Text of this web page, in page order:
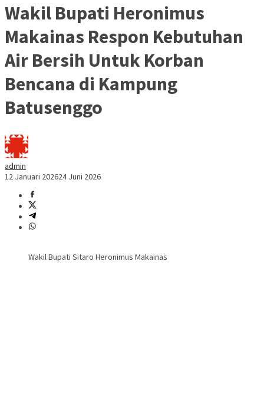
Wakil Bupati Heronimus
Makainas Respon Kebutuhan
Air Bersih Untuk Korban
Bencana di Kampung
Batusenggo
admin
12 Januari 202624 Juni 2026
Wakil Bupati Sitaro Heronimus Makainas